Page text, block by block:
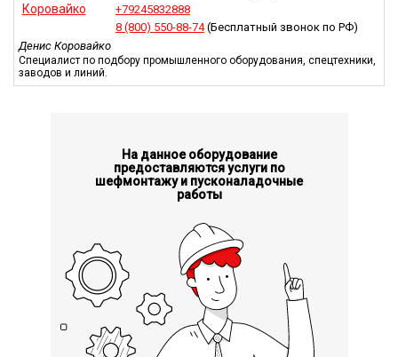
+79245832888
8 (800) 550-88-74(Бесплатный звонок по РФ)
Денис Коровайко
Специалист по подбору промышленного оборудования, спецтехники,
заводов и линий.
На данное оборудование
предоставляются услуги по
шефмонтажу и пусконаладочные
работы